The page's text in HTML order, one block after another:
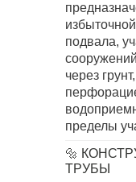
подвала,
через
пределы
🔩
ТРУБЫ